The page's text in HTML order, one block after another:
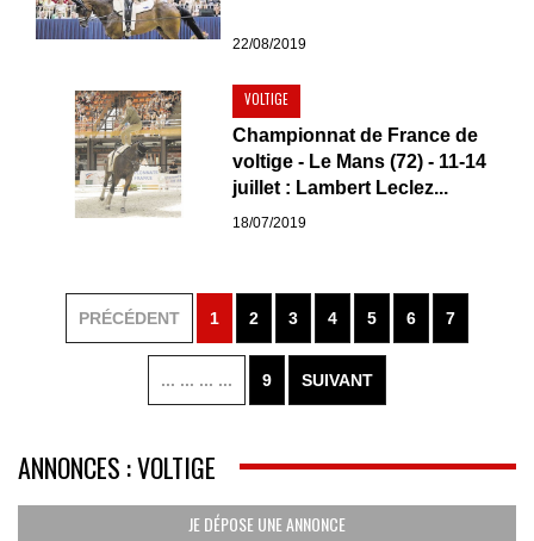
22/08/2019
VOLTIGE
Championnat de France de
voltige - Le Mans (72) - 11-14
juillet : Lambert Leclez...
18/07/2019
PRÉCÉDENT 1 2 3 4 5 6 7
... ... ... ... 9 SUIVANT
ANNONCES : VOLTIGE
JE DÉPOSE UNE ANNONCE